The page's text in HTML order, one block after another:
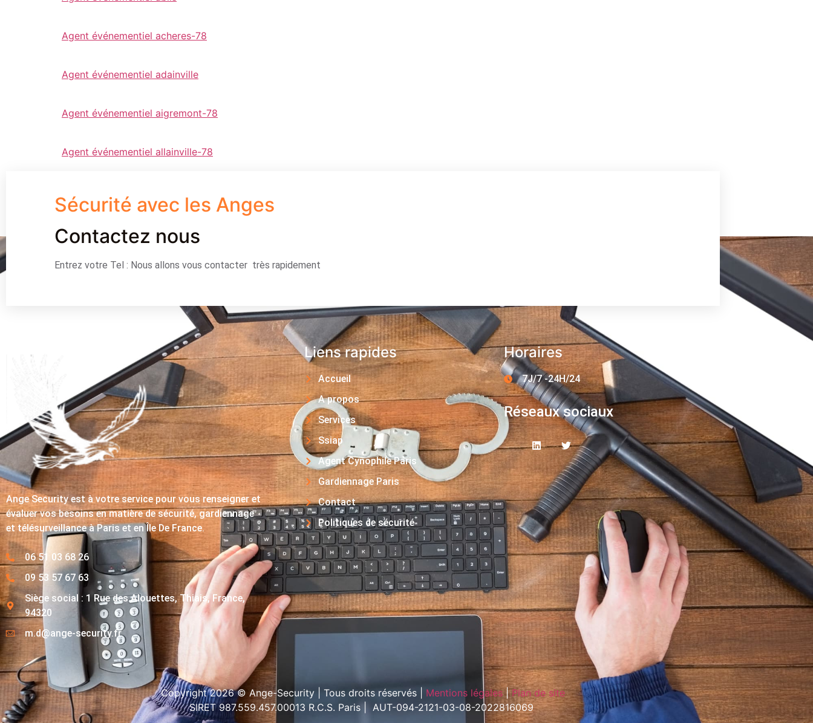
Agent événementiel acheres-78
Agent événementiel adainville
Agent événementiel aigremont-78
Agent événementiel allainville-78
Sécurité avec les Anges
Contactez nous
Entrez votre Tel : Nous allons vous contacter très rapidement
Ange Security est à votre service pour vous renseigner et
évaluer vos besoins en matière de sécurité, gardiennage
et télésurveillance à Paris et en Île De France.
06 51 03 68 26
09 53 57 67 63
Siège social : 1 Rue des Alouettes, Thiais, France,
94320
m.d@ange-security.fr
Liens rapides
Accueil
A propos
Services
Ssiap
Agent Cynophile Paris
Gardiennage Paris
Contact
Politiques de sécurité
Horaires
7J/7 -24H/24
Réseaux sociaux
Copyright 2026 © Ange-Security | Tous droits réservés | Mentions légales|Plan de site
SIRET 987.559.457.00013 R.C.S. Paris | AUT-094-2121-03-08-2022816069